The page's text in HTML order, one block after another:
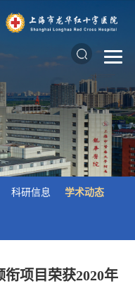
科研信息 学术动态
项目荣获2020年